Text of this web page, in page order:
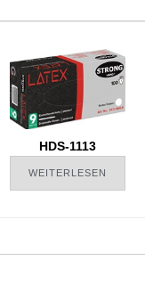
HDS-1113
WEITERLESEN